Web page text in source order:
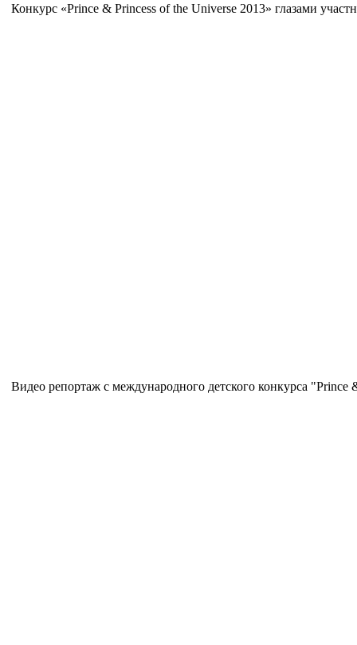
Конкурс «Prince & Princess of the Universe 2013» глазами
Видео репортаж с международного детского конкурса "Prince